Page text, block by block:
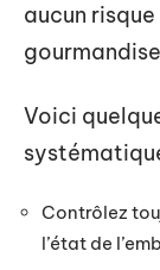
aucun
Voici
Contrôlez
l’état de